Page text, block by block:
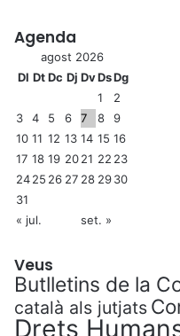
Agenda
agost 2026
Dl DtDc Dj DvDsDg
1
2
3
4 5 6 7 8
9
10 11 12 13 14 15 16
17 18 19 2021 22 23
2425 26 27 28 2930
31
« jul.
set. »
Veus
Butlletins de la
català als jutjats
Drets